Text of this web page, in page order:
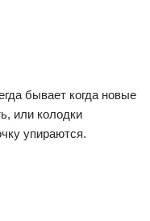
бывает когда новые
или колодки
упираются.